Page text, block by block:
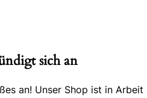
sich an
an! Unser Shop ist in Arbeit